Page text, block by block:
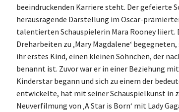
beeindruckenden Karriere steht. Der gefeierte
herausragende Darstellung im Oscar-
talentierten Schauspielerin Mara Rooney liiert.
Dreharbeiten zu ‚Mary Magdalene‘
ihr erstes Kind, einen kleinen Söhnchen, der
benannt ist. Zuvor war er in einer Beziehung
Kinderstar begann und sich zu einem der
entwickelte, hat mit seiner Schauspielkunst in
Neuverfilmung von ‚A Star is Born‘ mit Lady